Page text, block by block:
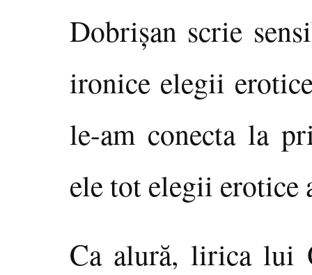
Dobrişan scrie
ironice elegii
le-am conecta la
ele tot elegii erotice
Ca alură, lirica lui